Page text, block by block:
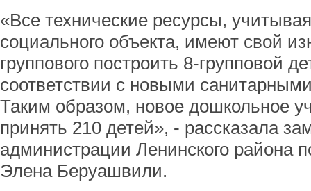
«Все технические ресурсы,
социального объекта, имеют свой
группового построить 8-групповой
соответствии с новыми
Таким образом, новое дошкольное
принять 210 детей», - рассказала
администрации Ленинского района
Элена Беруашвили.